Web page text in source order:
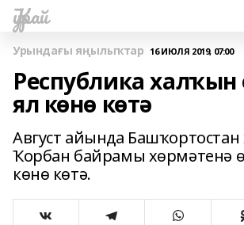
Ҡурай
Урындағы яңылыҡтар 16 ИЮЛЯ 2019, 07:00
Республика халҡын
ял көнө көтә
Август айында
Ҡорбан байрамы хөрмәтенә
көнө көтә.